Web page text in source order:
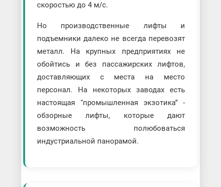
скоростью до 4 м/с.
Но производственные лифты и
подъемники далеко не всегда перевозят
металл. На крупных предприятиях не
обойтись и без пассажирских лифтов,
доставляющих с места на место
персонал. На некоторых заводах есть
настоящая “промышленная экзотика” -
обзорные лифты, которые дают
возможность полюбоваться
индустриальной панорамой.